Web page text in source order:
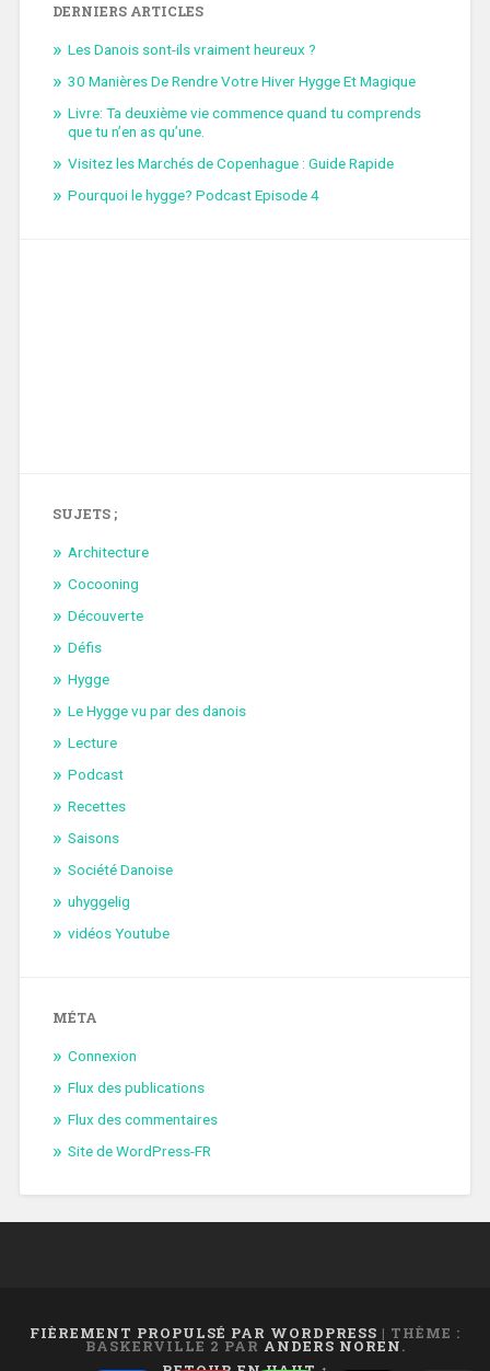
DERNIERS ARTICLES
Les Danois sont-ils vraiment heureux ?
30 Manières De Rendre Votre Hiver Hygge Et Magique
Livre: Ta deuxième vie commence quand tu comprends
que tu n’en as qu’une.
Visitez les Marchés de Copenhague : Guide Rapide
Pourquoi le hygge? Podcast Episode 4
SUJETS ;
Architecture
Cocooning
Découverte
Défis
Hygge
Le Hygge vu par des danois
Lecture
Podcast
Recettes
Saisons
Société Danoise
uhyggelig
vidéos Youtube
MÉTA
Connexion
Flux des publications
Flux des commentaires
Site de WordPress-FR
FIÈREMENT PROPULSÉ PAR WORDPRESS | THÈME :
BASKERVILLE 2 PAR ANDERS NOREN.